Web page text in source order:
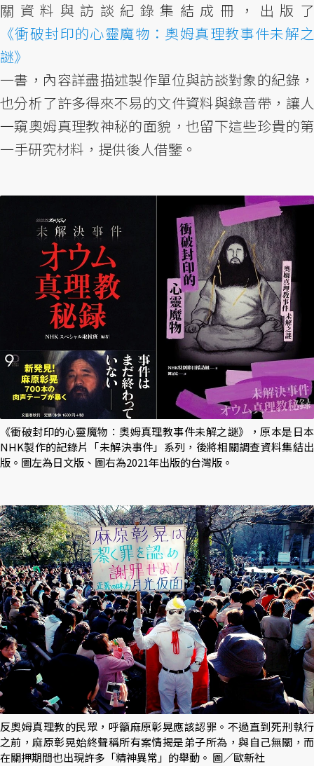
關資料與訪談紀錄集結成冊，出版了
《衝破封印的心靈魔物：奧姆真理教事件未解之
謎》
一書，內容詳盡描述製作單位與訪談對象的紀錄，
也分析了許多得來不易的文件資料與錄音帶，讓人
一窺奧姆真理教神秘的面貌，也留下這些珍貴的第
一手研究材料，提供後人借鑒。
《衝破封印的心靈魔物：奧姆真理教事件未解之謎》，原本是日本
NHK製作的記錄片「未解決事件」系列，後將相關調查資料集結出
版。圖左為日文版、圖右為2021年出版的台灣版。
反奧姆真理教的民眾，呼籲麻原彰晃應該認罪。不過直到死刑執行
之前，麻原彰晃始終聲稱所有案情揭是弟子所為，與自己無關，而
在關押期間也出現許多「精神異常」的舉動。 圖／歐新社